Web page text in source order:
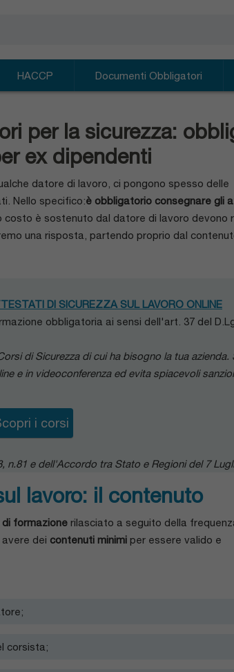
HACCP
Celiachia e intolleranze
Aggiornamento Haccp
Documenti Obbligatori
DVR
per la sicurezza:
ex dipendenti
datore di lavoro, ci pongono spesso delle
Nello specifico:è obbligatorio consegnare gli
costo è sostenuto dal datore di lavoro devono
una risposta, partendo proprio dal
DI SICUREZZA SUL LAVORO ONLINE
obbligatoria ai sensi dell'art. 37 del
di Sicurezza di cui ha bisogno la tua azienda.
e in videoconferenza ed evita spiacevoli
i corsi
n.81 e dell'Accordo tra Stato e Regioni del 7
lavoro: il contenuto
formazione rilasciato a seguito della
dei contenuti minimi per essere valido e
corsista;